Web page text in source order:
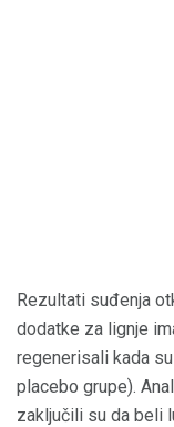
Rezultati suđenja
dodatke za lignje
regenerisali kada
placebo grupe).
zaključili su da beli